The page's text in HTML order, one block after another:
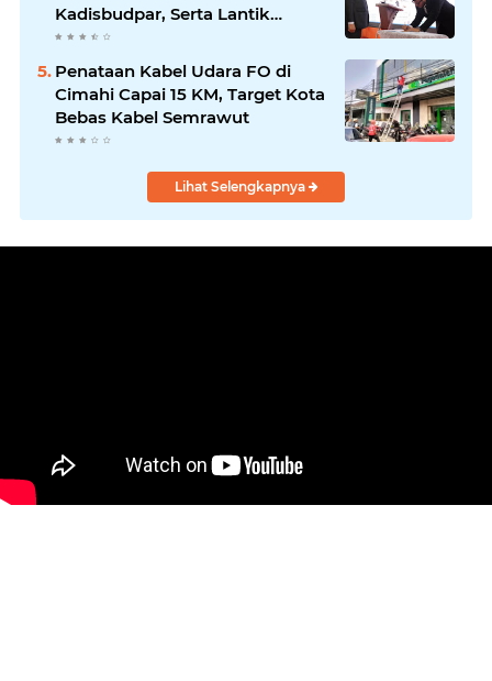
Kadisbudpar, Serta Lantik
Penataan Kabel Udara FO di
Cimahi Capai 15 KM, Target Kota
Bebas Kabel Semrawut
Lihat Selengkapnya